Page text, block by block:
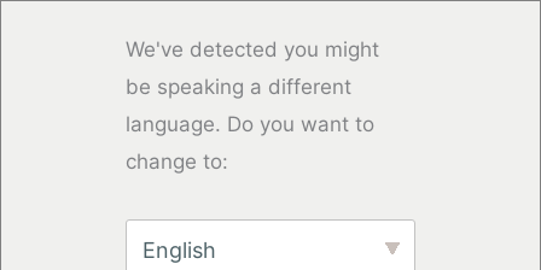
We've detected you might
be speaking a different
language. Do you want to
change to:
English